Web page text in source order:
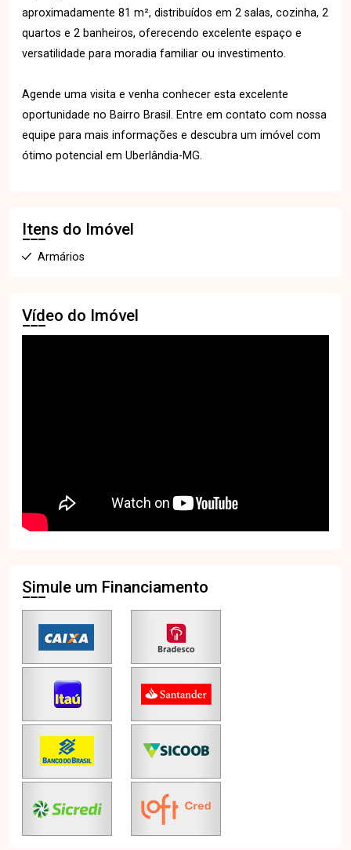
aproximadamente 81 m², distribuídos em 2 salas, cozinha, 2
quartos e 2 banheiros, oferecendo excelente espaço e
versatilidade para moradia familiar ou investimento.
Agende uma visita e venha conhecer esta excelente
oportunidade no Bairro Brasil. Entre em contato com nossa
equipe para mais informações e descubra um imóvel com
ótimo potencial em Uberlândia-MG.
Itens do Imóvel
Armários
Vídeo do Imóvel
Simule um Financiamento